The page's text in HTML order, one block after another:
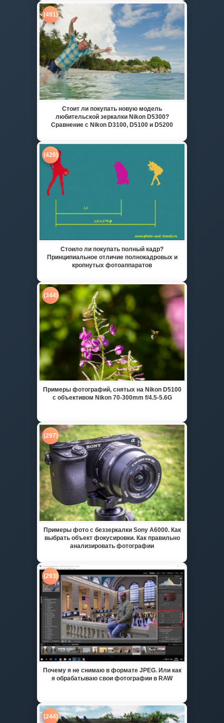
(491)
Стоит ли покупать новую модель
любительской зеркалки Nikon D5300?
Сравнение с Nikon D3100, D5100 и D5200
(426)
Стоило ли покупать полный кадр?
Принципиальное отличие полнокадровых и
кропнутых фотоаппаратов
(344)
Примеры фотографий, снятых на Nikon D5100
с объективом Nikon 70-300mm f/4.5-5.6G
(297)
Примеры фото с беззеркалки Sony A6000. Как
выбрать объект фокусировки. Как правильно
анализировать фотографии
(293)
Почему я не снимаю в формате JPEG. Или как
я обрабатываю свои фотографии в RAW
(244)